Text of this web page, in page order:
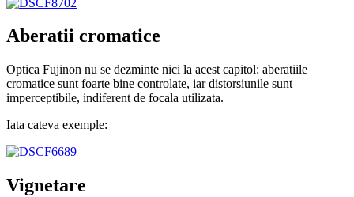
Aberatii cromatice
Optica Fujinon nu se dezminte nici la acest capitol: aberatiile
cromatice sunt foarte bine controlate, iar distorsiunile sunt
imperceptibile, indiferent de focala utilizata.
Iata cateva exemple:
Vignetare